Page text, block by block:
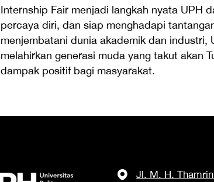
Internship Fair menjadi langkah nyata UPH
percaya diri, dan siap menghadapi
menjembatani dunia akademik dan industri,
melahirkan generasi muda yang takut akan
dampak positif bagi masyarakat.
Jl. M. H.